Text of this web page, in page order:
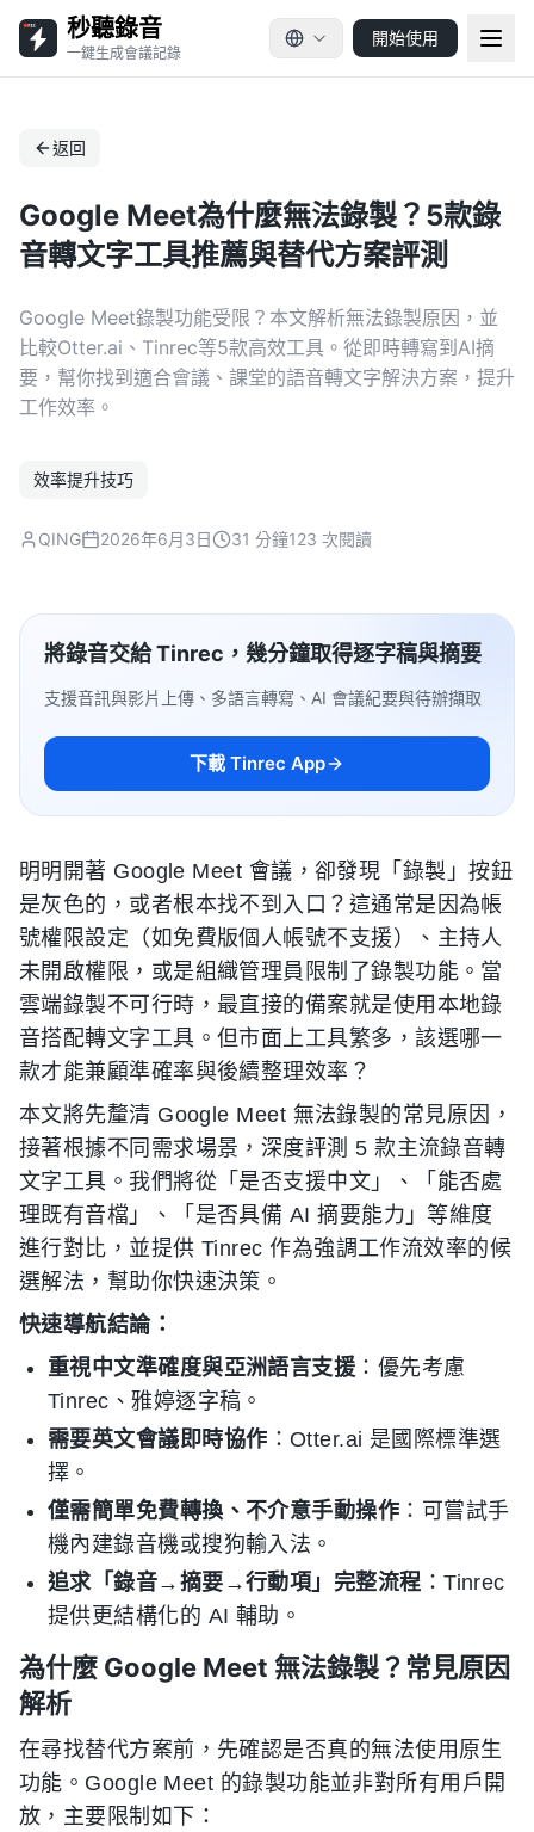
秒聽錄音
一鍵生成會議記錄
開始使用
返回
Google Meet為什麼無法錄製？5款錄
音轉文字工具推薦與替代方案評測
Google Meet錄製功能受限？本文解析無法錄製原因，並
比較Otter.ai、Tinrec等5款高效工具。從即時轉寫到AI摘
要，幫你找到適合會議、課堂的語音轉文字解決方案，提升
工作效率。
效率提升技巧
QING 2026年6月3日 31 分鐘123 次閱讀
將錄音交給 Tinrec，幾分鐘取得逐字稿與摘要
支援音訊與影片上傳、多語言轉寫、AI 會議紀要與待辦擷取
下載 Tinrec App
明明開著 Google Meet 會議，卻發現「錄製」按鈕
是灰色的，或者根本找不到入口？這通常是因為帳
號權限設定（如免費版個人帳號不支援）、主持人
未開啟權限，或是組織管理員限制了錄製功能。當
雲端錄製不可行時，最直接的備案就是使用本地錄
音搭配轉文字工具。但市面上工具繁多，該選哪一
款才能兼顧準確率與後續整理效率？
本文將先釐清 Google Meet 無法錄製的常見原因，
接著根據不同需求場景，深度評測 5 款主流錄音轉
文字工具。我們將從「是否支援中文」、「能否處
理既有音檔」、「是否具備 AI 摘要能力」等維度
進行對比，並提供 Tinrec 作為強調工作流效率的候
選解法，幫助你快速決策。
快速導航結論：
重視中文準確度與亞洲語言支援 ：優先考慮
Tinrec、雅婷逐字稿。
需要英文會議即時協作 ：Otter.ai 是國際標準選
擇。
僅需簡單免費轉換、不介意手動操作 ：可嘗試手
機內建錄音機或搜狗輸入法。
追求「錄音→摘要→行動項」完整流程 ：Tinrec
提供更結構化的 AI 輔助。
為什麼 Google Meet 無法錄製？常見原因
解析
在尋找替代方案前，先確認是否真的無法使用原生
功能。Google Meet 的錄製功能並非對所有用戶開
放，主要限制如下：